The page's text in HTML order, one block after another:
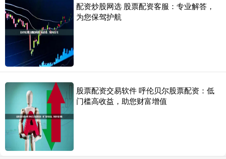
配资炒股网选 股票配资客服：专业解答，
为您保驾护航
股票配资交易软件 呼伦贝尔股票配资：低
门槛高收益，助您财富增值